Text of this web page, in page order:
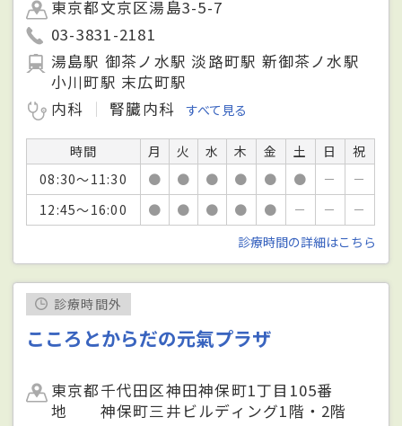
東京都文京区湯島3-5-7
03-3831-2181
湯島駅 御茶ノ水駅 淡路町駅 新御茶ノ水駅
小川町駅 末広町駅
内科
腎臓内科 すべて見る
時間 月 火 水 木 金 土 日
祝
08:30～11:30
● ● ● ● ● ● －
－
12:45～16:00
● ● ● ● ● － －
－
診療時間の詳細はこちら
診療時間外
こころとからだの元氣プラザ
東京都千代田区神田神保町1丁目105番
地 神保町三井ビルディング1階・2階